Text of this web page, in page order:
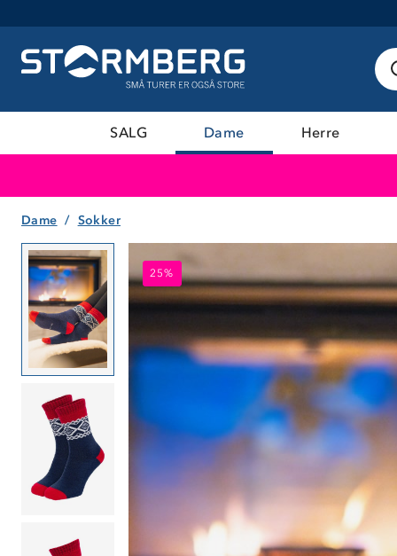
SALG Dame Herre
Dame Sokker
25%
25%